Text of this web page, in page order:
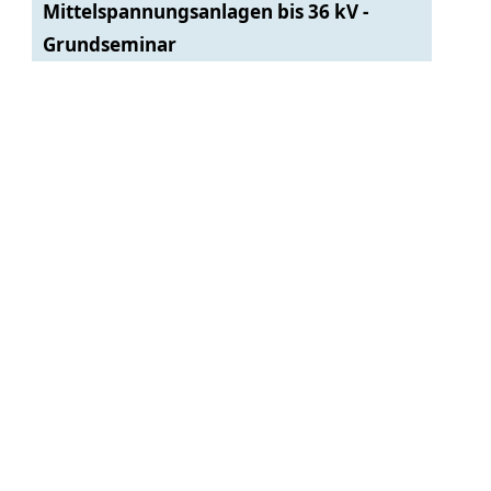
Mittelspannungsanlagen bis 36 kV -
Grundseminar